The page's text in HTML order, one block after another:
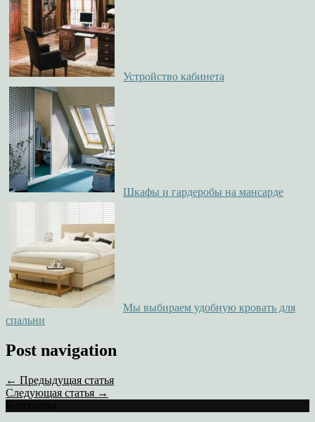
Устройство кабинета
Шкафы и гардеробы на мансарде
Мы выбираем удобную кровать для
спальни
Post navigation
← Предыдущая статья
Следующая статья →